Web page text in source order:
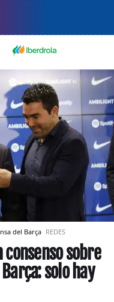
del Barça REDES
consenso sobre
solo hay